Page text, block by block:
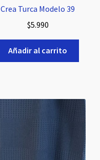
Crea Turca Modelo 39
$5.990
Añadir al carrito